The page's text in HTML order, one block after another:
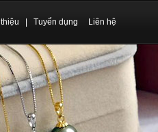
Tuyển dụng Liên hệ